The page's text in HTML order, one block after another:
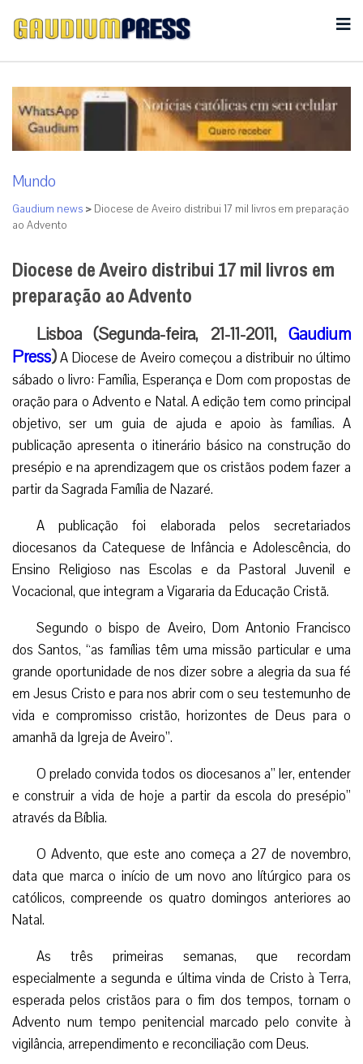
Mundo
Gaudium news > Diocese de Aveiro distribui 17 mil livros em preparação
ao Advento
Diocese de Aveiro distribui 17 mil livros em
preparação ao Advento
Lisboa (Segunda-feira, 21-11-2011, Gaudium
Press)A Diocese de Aveiro começou a distribuir no último
sábado o livro: Família, Esperança e Dom com propostas de
oração para o Advento e Natal. A edição tem como principal
objetivo, ser um guia de ajuda e apoio às famílias. A
publicação apresenta o itinerário básico na construção do
presépio e na aprendizagem que os cristãos podem fazer a
partir da Sagrada Família de Nazaré.
A publicação foi elaborada pelos secretariados
diocesanos da Catequese de Infância e Adolescência, do
Ensino Religioso nas Escolas e da Pastoral Juvenil e
Vocacional, que integram a Vigararia da Educação Cristã.
Segundo o bispo de Aveiro, Dom Antonio Francisco
dos Santos, “as famílias têm uma missão particular e uma
grande oportunidade de nos dizer sobre a alegria da sua fé
em Jesus Cristo e para nos abrir com o seu testemunho de
vida e compromisso cristão, horizontes de Deus para o
amanhã da Igreja de Aveiro”.
O prelado convida todos os diocesanos a” ler, entender
e construir a vida de hoje a partir da escola do presépio”
através da Bíblia.
O Advento, que este ano começa a 27 de novembro,
data que marca o início de um novo ano lítúrgico para os
católicos, compreende os quatro domingos anteriores ao
Natal.
As três primeiras semanas, que recordam
especialmente a segunda e última vinda de Cristo à Terra,
esperada pelos cristãos para o fim dos tempos, tornam o
Advento num tempo penitencial marcado pelo convite à
vigilância, arrependimento e reconciliação com Deus.